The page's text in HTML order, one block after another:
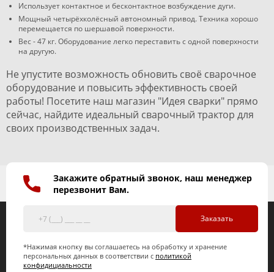
Использует контактное и бесконтактное возбуждение дуги.
Мощный четырёхколёсный автономный привод. Техника хорошо
перемещается по шершавой поверхности.
Вес - 47 кг. Оборудование легко переставить с одной поверхности
на другую.
Не упустите возможность обновить своё сварочное
оборудование и повысить эффективность своей
работы! Посетите наш магазин "Идея сварки" прямо
сейчас, найдите идеальный сварочный трактор для
своих производственных задач.
Закажите обратный звонок, наш менеджер
перезвонит Вам.
Заказать
*Нажимая кнопку вы соглашаетесь на обработку и хранение
персональных данных в соответствии с политикой
конфидициальности